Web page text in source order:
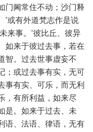
门阃常住不动；沙门释
’或有外道梵志作是说
来事。’彼比丘、彼异
如来于彼过去事，若在
智。过去世事虚妄不
；或过去事有实，无可
事有实、可乐，而无利
，有所利益，如来尽
是。如来于过去、未
语、法语、律语，无有